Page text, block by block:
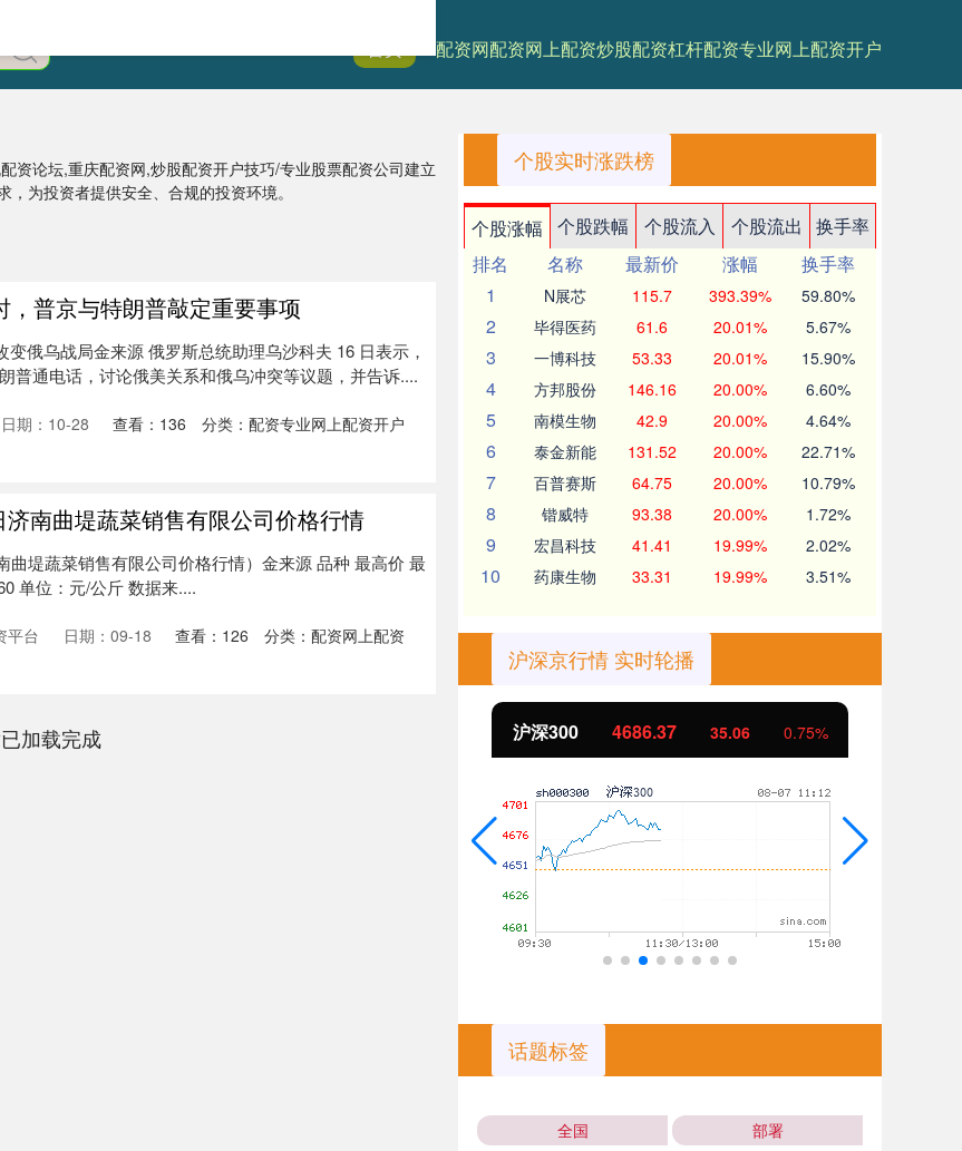
51配资网配资网上配资炒股配资杠杆配资专业网上配资开户
资论坛,重庆配资网,炒股配资开户技巧/专业股票配资公司建立
为投资者提供安全、合规的投资环境。
普京与特朗普敲定重要事项
俄乌战局金来源 俄罗斯总统助理乌沙科夫 16 日表示，
普通电话，讨论俄美关系和俄乌冲突等议题，并告诉....
日期：10-28 查看： 136 分类： 配资专业网上配资开户
南曲堤蔬菜销售有限公司价格行情
曲堤蔬菜销售有限公司价格行情）金来源 品种 最高价 最
单位：元/公斤 数据来....
平台 日期：09-18 查看： 126 分类： 配资网上配资
加载完成
个股实时涨跌榜
个股涨幅 个股跌幅 个股流入 个股流出
换手率
排名
名称 最新价 涨幅
换手率
1
N展芯 115.7 393.39% 59.80%
2 毕得医药 61.6 20.01% 5.67%
3 一博科技 53.33 20.01% 15.90%
4 方邦股份 146.16 20.00% 6.60%
5 南模生物 42.9 20.00% 4.64%
6 泰金新能 131.52 20.00% 22.71%
7 百普赛斯 64.75 20.00% 10.79%
8 锴威特 93.38 20.00% 1.72%
9 宏昌科技 41.41 19.99% 2.02%
10 药康生物 33.31 19.99% 3.51%
沪深京行情 实时轮播
深证成指 沪深300 4686.37 35.06 0.75%
话题标签
全国 部署